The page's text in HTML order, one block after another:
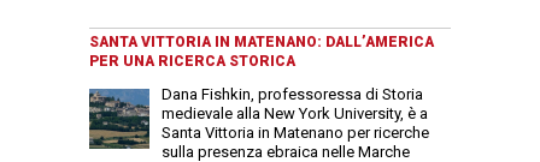
SANTA VITTORIA IN MATENANO: DALL’AMERICA
PER UNA RICERCA STORICA
Dana Fishkin, professoressa di Storia
medievale alla New York University, è a
Santa Vittoria in Matenano per ricerche
sulla presenza ebraica nelle Marche